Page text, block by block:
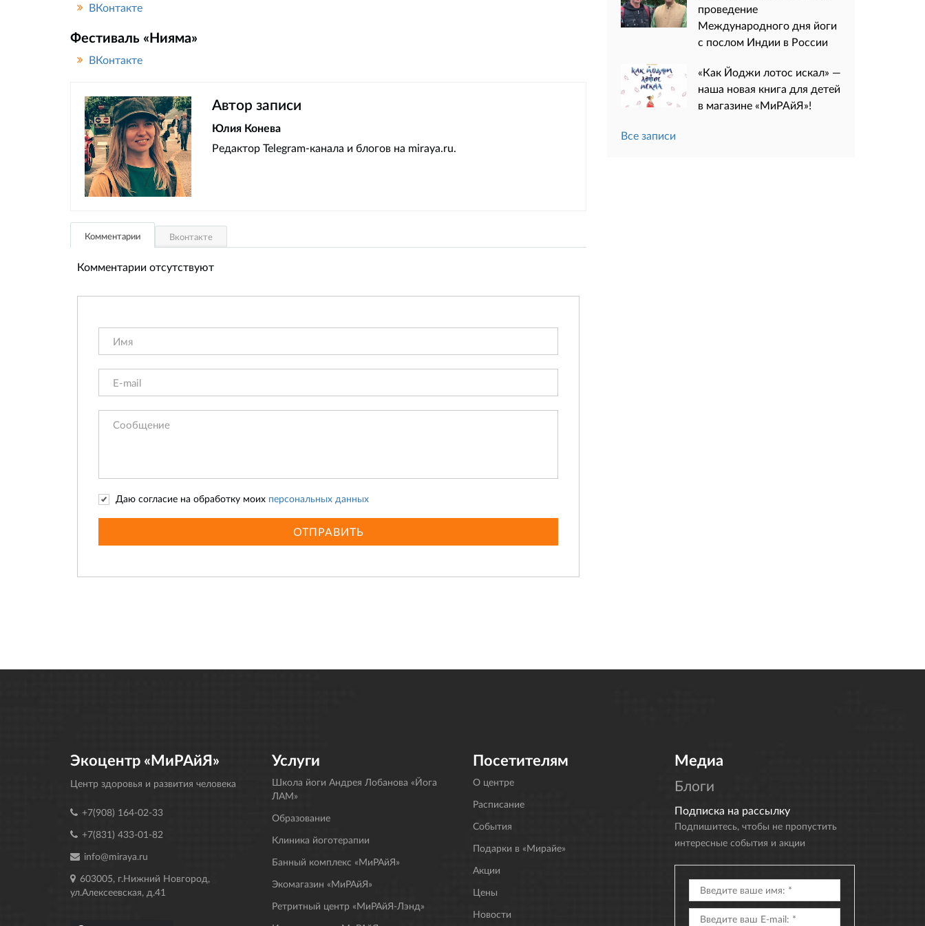
ВКонтакте
Фестиваль «Нияма»
ВКонтакте
Автор записи
Юлия Конева
Редактор Telegram-канала и блогов на miraya.ru.
Комментарии Вконтакте
Комментарии отсутствуют
Даю согласие на обработку моих персональных данных
ОТПРАВИТЬ
проведение
Международного дня йоги
с послом Индии в России
«Как Йоджи лотос искал» —
наша новая книга для детей
в магазине «МиРАйЯ»!
Все записи
Экоцентр «МиРАйЯ»
Центр здоровья и развития человека
+7(908) 164-02-33
+7(831) 433-01-82
info@miraya.ru
603005, г.Нижний Новгород,
ул.Алексеевская, д.41
Услуги
Школа йоги Андрея Лобанова «Йога
ЛАМ»
Образование
Клиника йоготерапии
Банный комплекс «МиРАйЯ»
Экомагазин «МиРАйЯ»
Ретритный центр «МиРАйЯ-Лэнд»
Посетителям
О центре
Расписание
События
Подарки в «Мирайе»
Акции
Цены
Новости
Медиа
Блоги
Подписка на рассылку
Подпишитесь, чтобы не пропустить
интересные события и акции